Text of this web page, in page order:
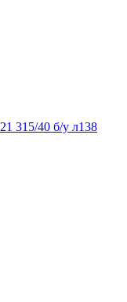
315/40 б/у л138